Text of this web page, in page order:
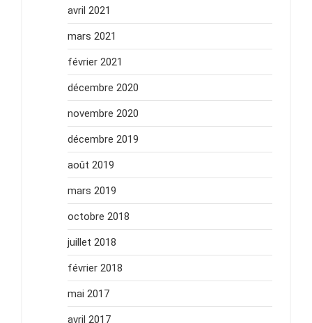
avril 2021
mars 2021
février 2021
décembre 2020
novembre 2020
décembre 2019
août 2019
mars 2019
octobre 2018
juillet 2018
février 2018
mai 2017
avril 2017